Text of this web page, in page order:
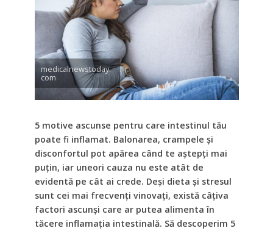
medicalnewstoday.
com
5 motive ascunse pentru care intestinul tău
poate fi inflamat. Balonarea, crampele și
disconfortul pot apărea când te aștepți mai
puțin, iar uneori cauza nu este atât de
evidentă pe cât ai crede. Deși dieta și stresul
sunt cei mai frecvenți vinovați, există câțiva
factori ascunși care ar putea alimenta în
tăcere inflamația intestinală. Să descoperim 5